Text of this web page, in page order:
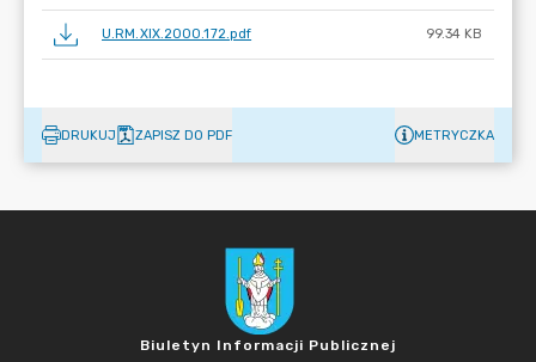
U.RM.XIX.2000.172.pdf 99.34 KB
DRUKUJ ZAPISZ DO PDF METRYCZKA
Biuletyn Informacji Publicznej